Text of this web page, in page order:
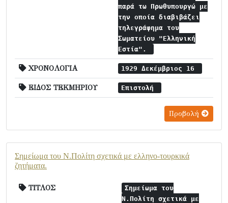
παρά τω Πρωθυπουργώ με
την οποία διαβιβάζει
τηλεγράφημα του
Σωματείου "Ελληνική
Εστία".
ΧΡΟΝΟΛΟΓΙΑ 1929 Δεκέμβριος 16
ΕΙΔΟΣ ΤΕΚΜΗΡΙΟΥ Επιστολή
Προβολή
Σημείωμα του Ν.Πολίτη σχετικά με ελληνο-τουρκικά
ζητήματα.
ΤΙΤΛΟΣ
Σημείωμα του
Ν.Πολίτη σχετικά με